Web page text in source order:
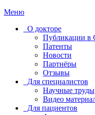
Меню
О докторе
Публикации
Патенты
Новости
Партнёры
Отзывы
Для специалистов
Научные труды
Видео
Для пациентов